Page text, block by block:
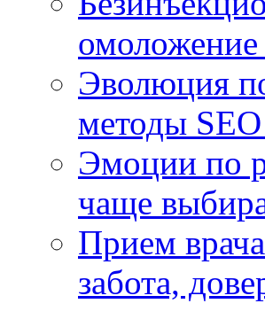
омоложение
Эволюция
методы
Эмоции по
чаще
Прием
забота,